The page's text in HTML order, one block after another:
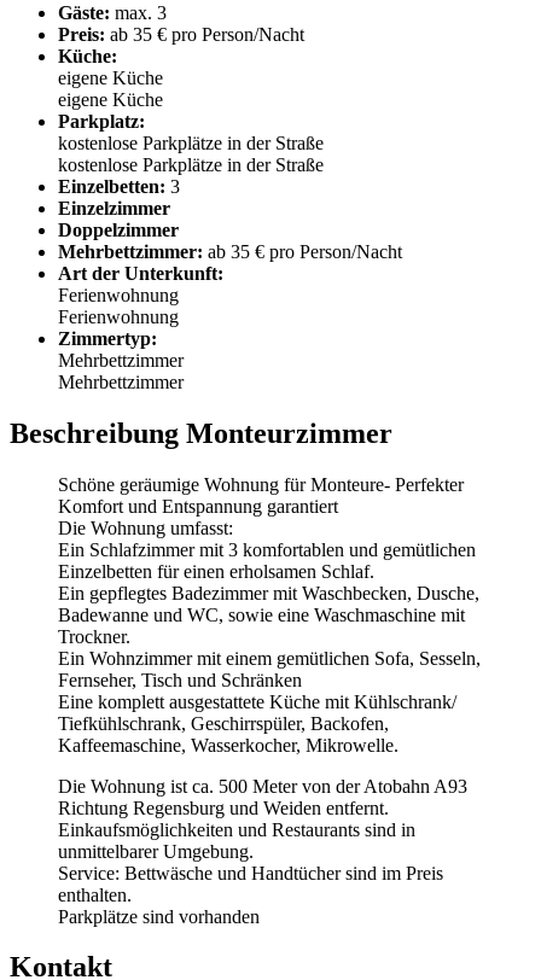
Gäste: max. 3
Preis: ab 35 € pro Person/Nacht
Küche:
eigene Küche
eigene Küche
Parkplatz:
kostenlose Parkplätze in der Straße
kostenlose Parkplätze in der Straße
Einzelbetten: 3
Einzelzimmer
Doppelzimmer
Mehrbettzimmer: ab 35 € pro Person/Nacht
Art der Unterkunft:
Ferienwohnung
Ferienwohnung
Zimmertyp:
Mehrbettzimmer
Mehrbettzimmer
Beschreibung Monteurzimmer
Schöne geräumige Wohnung für Monteure- Perfekter
Komfort und Entspannung garantiert
Die Wohnung umfasst:
Ein Schlafzimmer mit 3 komfortablen und gemütlichen
Einzelbetten für einen erholsamen Schlaf.
Ein gepflegtes Badezimmer mit Waschbecken, Dusche,
Badewanne und WC, sowie eine Waschmaschine mit
Trockner.
Ein Wohnzimmer mit einem gemütlichen Sofa, Sesseln,
Fernseher, Tisch und Schränken
Eine komplett ausgestattete Küche mit Kühlschrank/
Tiefkühlschrank, Geschirrspüler, Backofen,
Kaffeemaschine, Wasserkocher, Mikrowelle.
Die Wohnung ist ca. 500 Meter von der Atobahn A93
Richtung Regensburg und Weiden entfernt.
Einkaufsmöglichkeiten und Restaurants sind in
unmittelbarer Umgebung.
Service: Bettwäsche und Handtücher sind im Preis
enthalten.
Parkplätze sind vorhanden
Kontakt